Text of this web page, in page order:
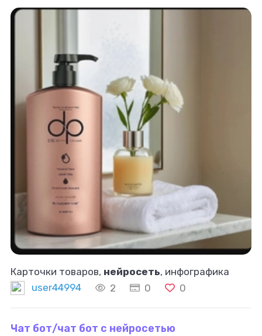
Карточки товаров, нейросеть, инфографика
user44994
2 0 0
Чат бот/чат бот с нейросетью